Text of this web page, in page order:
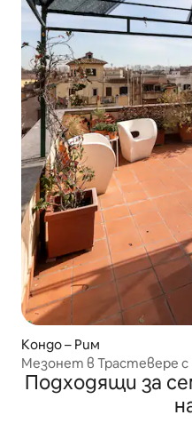
Кондо – Рим
Мезонет в Трастевере с
Подходящи за